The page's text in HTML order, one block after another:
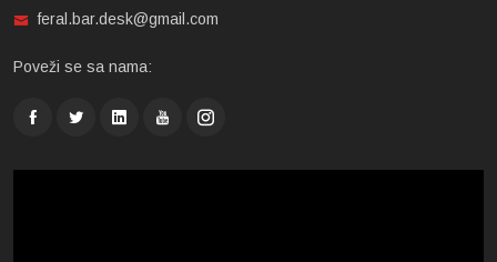
feral.bar.desk@gmail.com
Poveži se sa nama: